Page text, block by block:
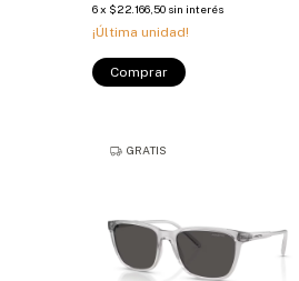
6x $22.166,50 sin interés
¡Última unidad!
Comprar
GRATIS